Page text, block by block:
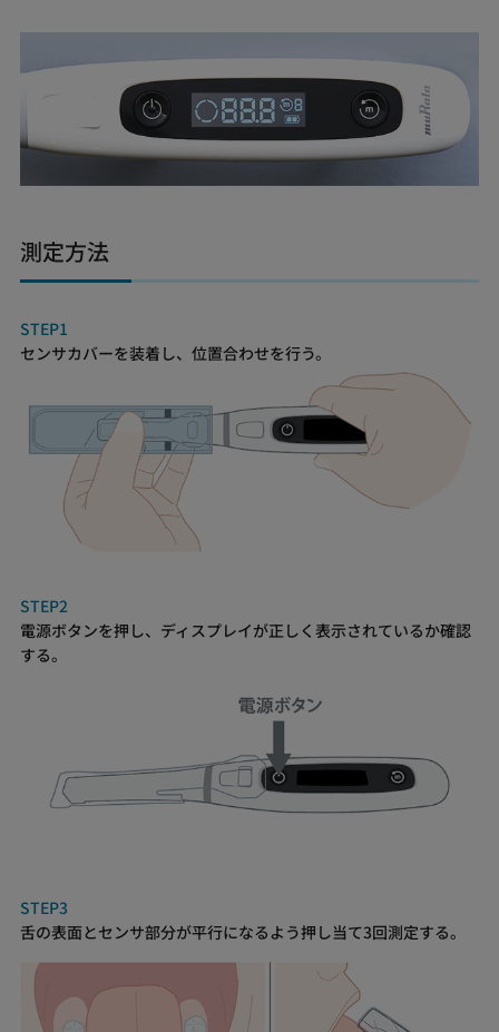
測定方法
STEP1
センサカバーを装着し、位置合わせを行う。
STEP2
電源ボタンを押し、ディスプレイが正しく表示されているか確認
する。
STEP3
舌の表面とセンサ部分が平行になるよう押し当て3回測定する。